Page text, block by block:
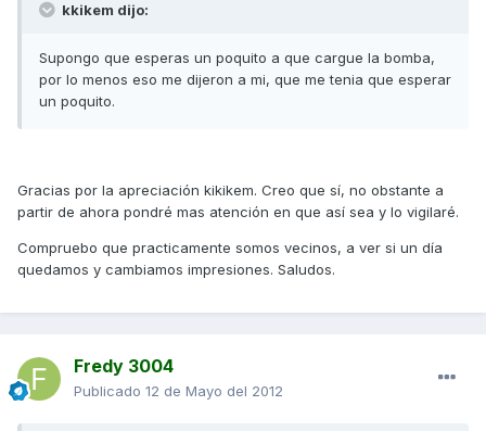
kkikem dijo:
Supongo que esperas un poquito a que cargue la bomba,
por lo menos eso me dijeron a mi, que me tenia que esperar
un poquito.
Gracias por la apreciación kikikem. Creo que sí, no obstante a
partir de ahora pondré mas atención en que así sea y lo vigilaré.
Compruebo que practicamente somos vecinos, a ver si un día
quedamos y cambiamos impresiones. Saludos.
Fredy 3004
Publicado 12 de Mayo del 2012